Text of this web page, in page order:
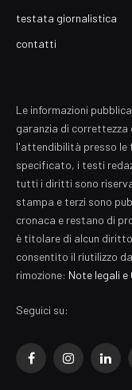
testata giornalistica
contatti
Le informazioni
garanzia di
l'attendibilità presso le
specificato, i testi
tutti i diritti sono
stampa e terzi sono
cronaca e restano di
è titolare di alcun
consentito il riutilizzo
rimozione: Note legali e
Seguici su:
FacebookInstagram